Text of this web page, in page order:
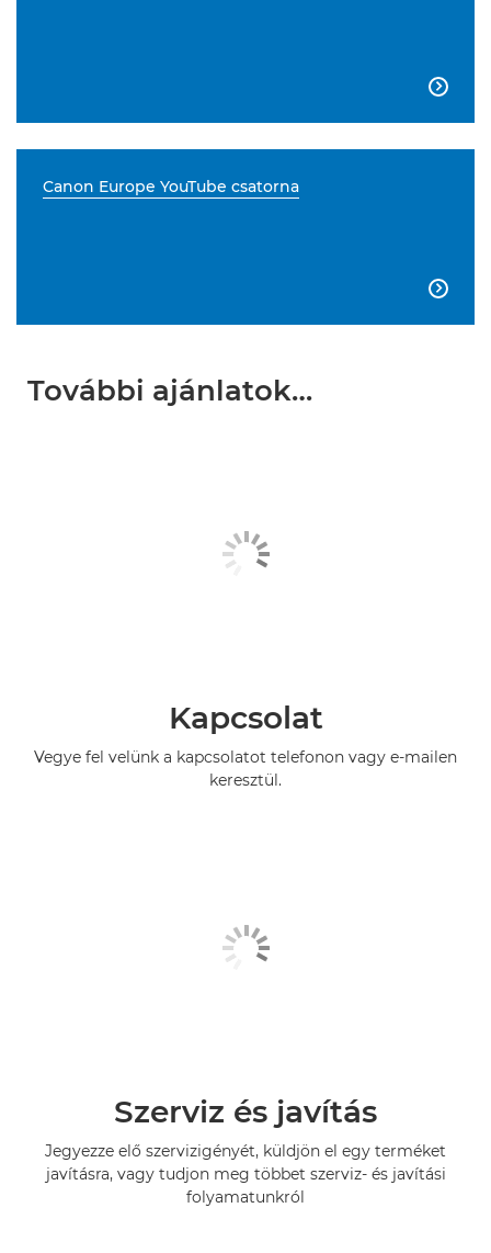

Canon Europe YouTube csatorna

További ajánlatok…
Kapcsolat
Vegye fel velünk a kapcsolatot telefonon vagy e-mailen
keresztül.
Szerviz és javítás
Jegyezze elő szervizigényét, küldjön el egy terméket
javításra, vagy tudjon meg többet szerviz- és javítási
folyamatunkról